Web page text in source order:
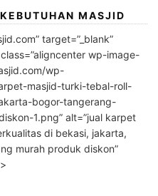
MASJID
target=”_blank”
wp-image-
wp-
masjid-turki-tebal-roll-
bogor-tangerang-
1.png” alt=”jual karpet
di bekasi, jakarta,
murah produk diskon”